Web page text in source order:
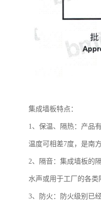
集成墙板特点：
1、保温、隔热：产品
温度可相差7度，是南
2、隔音：集成墙板的
水声或用于工厂的各类
3、防火：防火级别已